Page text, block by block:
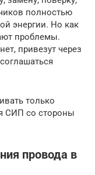
полностью
энергии. Но как
проблемы.
привезут через
только
СИП со стороны
провода в